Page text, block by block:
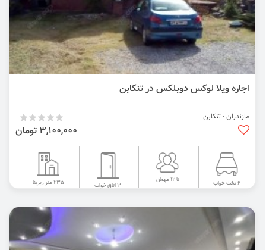
اجاره ویلا لوکس دوبلکس در تنکابن
مازندران - تنکابن
3,100,000 تومان
6 تخت خواب تا 12 مهمان
3 اتاق خواب 235 متر زیربنا